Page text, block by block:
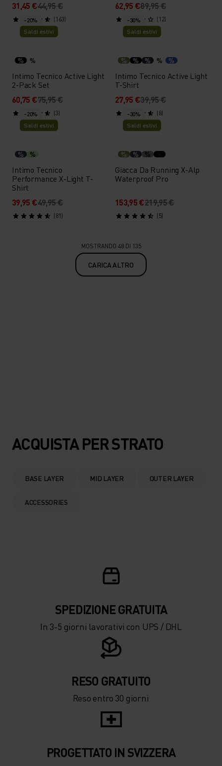
31,45 €44,95 €
(163)
62,95 €89,95 €
(12)
-20%
Saldi estivi
% %
Intimo Tecnico Active Light
2-Pack Set
60,75 €75,95 €
(3)
-30%
Saldi estivi
% % % % %
Intimo Tecnico Active Light
T-Shirt
27,95 €39,95 €
(8)
-20%
Saldi estivi
% %
Intimo Tecnico
Performance X-Light T-
Shirt
39,95 €49,95 €
(81)
-30%
Saldi estivi
% % %
Giacca Da Running X-Alp
Waterproof Pro
153,95 €219,95 €
(5)
MOSTRANDO 48 DI 135
CARICA ALTRO
ACQUISTA PER STRATO
BASE LAYER MID LAYER OUTER LAYER
ACCESSORIES
SPEDIZIONE ​​​​​​GRATUITA
In 3-5 giorni lavorativi con UPS / DHL
RESO GRATUITO
Reso entro 30 giorni
PROGETTATO IN SVIZZERA